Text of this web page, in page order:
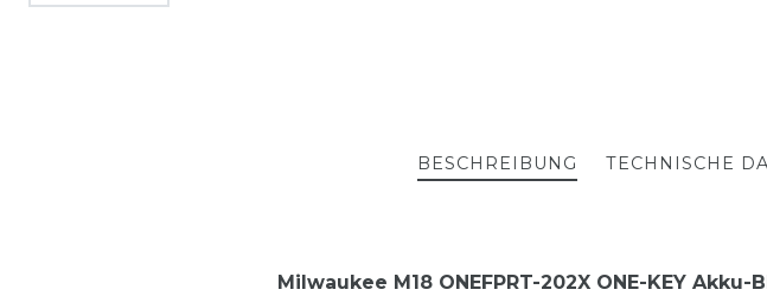
BESCHREIBUNG TECHNISCHE
Milwaukee M18 ONEFPRT-202X ONE-KEY